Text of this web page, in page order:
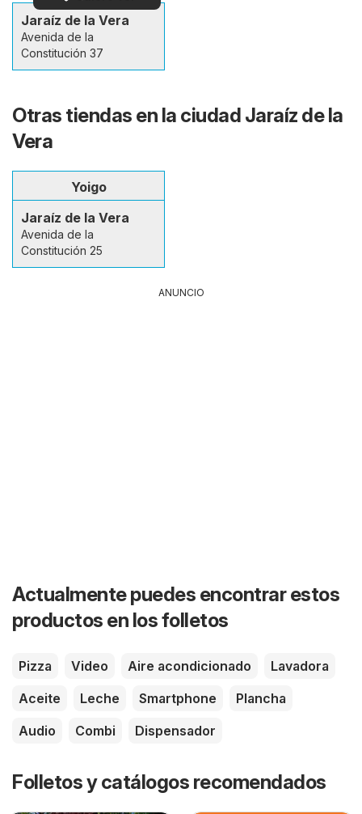
Jaraíz de la Vera
Avenida de la
Constitución 37
Otras tiendas en la ciudad Jaraíz de la
Vera
Yoigo
Jaraíz de la Vera
Avenida de la
Constitución 25
ANUNCIO
Actualmente puedes encontrar estos
productos en los folletos
Pizza Video Aire acondicionado
Lavadora
Aceite
Leche Smartphone
Plancha
Audio
Combi Dispensador
Folletos y catálogos recomendados